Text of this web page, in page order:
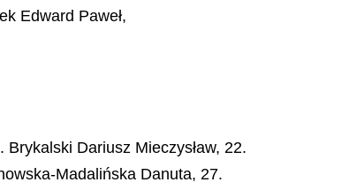
Edward Paweł,
Dariusz Mieczysław, 22.
Madalińska Danuta, 27.